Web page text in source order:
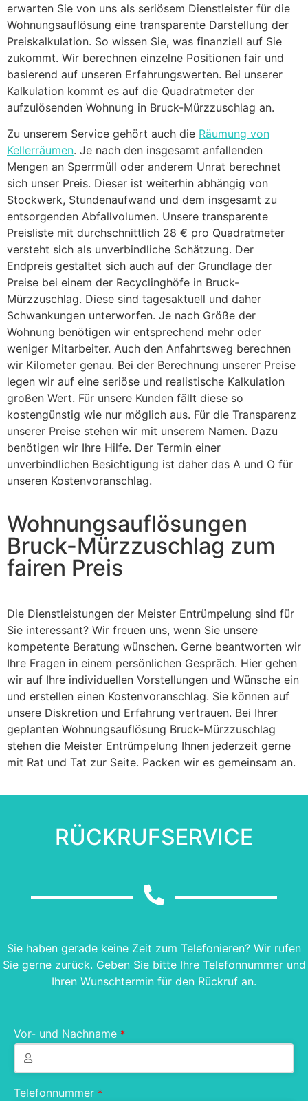
erwarten Sie von uns als seriösem Dienstleister für die
Wohnungsauflösung eine transparente Darstellung der
Preiskalkulation. So wissen Sie, was finanziell auf Sie
zukommt. Wir berechnen einzelne Positionen fair und
basierend auf unseren Erfahrungswerten. Bei unserer
Kalkulation kommt es auf die Quadratmeter der
aufzulösenden Wohnung in Bruck-Mürzzuschlag an.
Zu unserem Service gehört auch die Räumung von
Kellerräumen. Je nach den insgesamt anfallenden
Mengen an Sperrmüll oder anderem Unrat berechnet
sich unser Preis. Dieser ist weiterhin abhängig von
Stockwerk, Stundenaufwand und dem insgesamt zu
entsorgenden Abfallvolumen. Unsere transparente
Preisliste mit durchschnittlich 28 € pro Quadratmeter
versteht sich als unverbindliche Schätzung. Der
Endpreis gestaltet sich auch auf der Grundlage der
Preise bei einem der Recyclinghöfe in Bruck-
Mürzzuschlag. Diese sind tagesaktuell und daher
Schwankungen unterworfen. Je nach Größe der
Wohnung benötigen wir entsprechend mehr oder
weniger Mitarbeiter. Auch den Anfahrtsweg berechnen
wir Kilometer genau. Bei der Berechnung unserer Preise
legen wir auf eine seriöse und realistische Kalkulation
großen Wert. Für unsere Kunden fällt diese so
kostengünstig wie nur möglich aus. Für die Transparenz
unserer Preise stehen wir mit unserem Namen. Dazu
benötigen wir Ihre Hilfe. Der Termin einer
unverbindlichen Besichtigung ist daher das A und O für
unseren Kostenvoranschlag.
Wohnungsauflösungen
Bruck-Mürzzuschlag zum
fairen Preis
Die Dienstleistungen der Meister Entrümpelung sind für
Sie interessant? Wir freuen uns, wenn Sie unsere
kompetente Beratung wünschen. Gerne beantworten wir
Ihre Fragen in einem persönlichen Gespräch. Hier gehen
wir auf Ihre individuellen Vorstellungen und Wünsche ein
und erstellen einen Kostenvoranschlag. Sie können auf
unsere Diskretion und Erfahrung vertrauen. Bei Ihrer
geplanten Wohnungsauflösung Bruck-Mürzzuschlag
stehen die Meister Entrümpelung Ihnen jederzeit gerne
mit Rat und Tat zur Seite. Packen wir es gemeinsam an.
RÜCKRUFSERVICE
Sie haben gerade keine Zeit zum Telefonieren? Wir rufen
Sie gerne zurück. Geben Sie bitte Ihre Telefonnummer und
Ihren Wunschtermin für den Rückruf an.
Vor- und Nachname *
Telefonnummer *